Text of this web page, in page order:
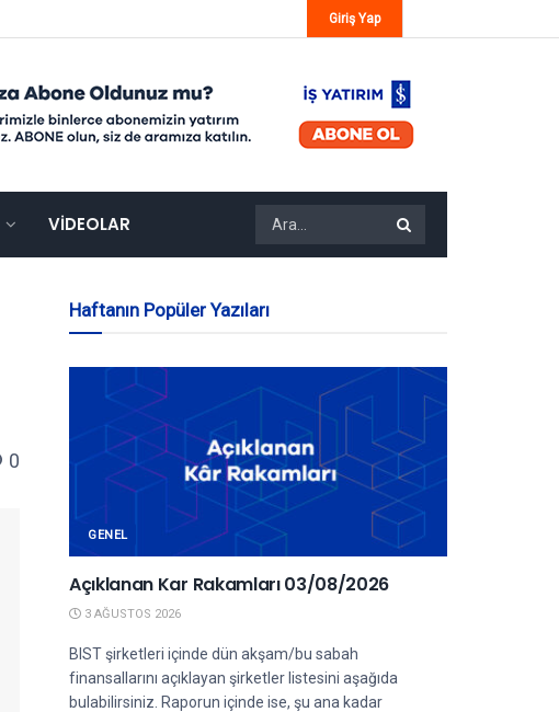
Giriş Yap
VIDEOLAR
0
Haftanın Popüler Yazıları
GENEL
Açıklanan Kar Rakamları 03/08/2026
3 AĞUSTOS 2026
BIST şirketleri içinde dün akşam/bu sabah
finansallarını açıklayan şirketler listesini aşağıda
bulabilirsiniz. Raporun içinde ise, şu ana kadar